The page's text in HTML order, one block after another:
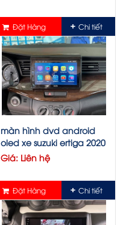
Đặt Hàng Chi tiết
màn hình dvd android
oled xe suzuki ertiga 2020
Giá: Liên hệ
Đặt Hàng Chi tiết